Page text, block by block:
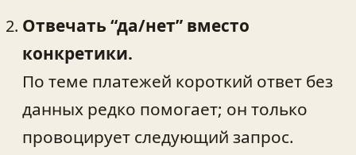
Отвечать “да/нет” вместо
конкретики.
По теме платежей короткий ответ без
данных редко помогает; он только
провоцирует следующий запрос.